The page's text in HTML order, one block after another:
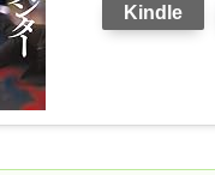
Kindle